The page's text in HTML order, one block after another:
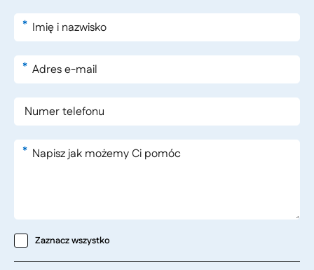
*
*
*
Zaznacz wszystko